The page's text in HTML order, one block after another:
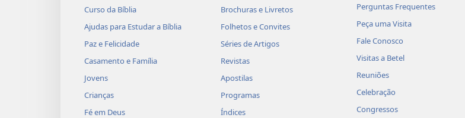
Curso da Bíblia
Ajudas para Estudar a Bíblia
Paz e Felicidade
Casamento e Família
Jovens
Crianças
Fé em Deus
Brochuras e Livretos
Folhetos e Convites
Séries de Artigos
Revistas
Apostilas
Programas
Índices
Perguntas Frequentes
Peça uma Visita
Fale Conosco
Visitas a Betel
Reuniões
Celebração
Congressos